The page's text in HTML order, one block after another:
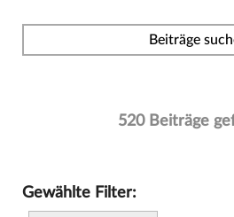
Beiträge
520 Beiträge
Gewählte Filter: